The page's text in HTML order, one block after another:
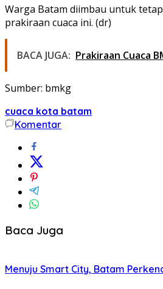
Warga Batam diimbau untuk
prakiraan cuaca ini. (dr)
BACA JUGA: Prakiraan Cuaca
Sumber: bmkg
cuaca kota batam
Komentar
Baca Juga
Menuju Smart City, Batam